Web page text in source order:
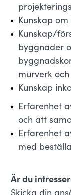
Kunskap
Kunskap/
byggnader
murverk
Kunskap
Erfarenhet
och att
Erfarenhet
med
Är du
Skicka din